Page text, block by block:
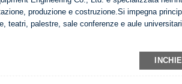
produzione e costruzione.Si impegna
teatri, palestre, sale conferenze e aule